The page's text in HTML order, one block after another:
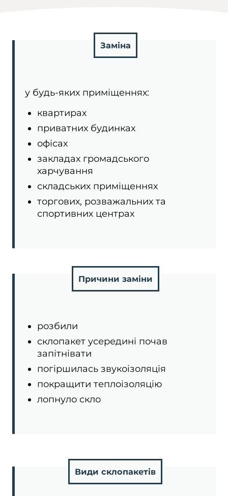
Заміна
у будь-яких приміщеннях:
квартирах
приватних будинках
офісах
закладах громадського
харчування
складських приміщеннях
торгових, розважальних та
спортивних центрах
Причини заміни
розбили
склопакет усередині почав
запітнівати
погіршилась звукоізоляція
покращити теплоізоляцію
лопнуло скло
Види склопакетів